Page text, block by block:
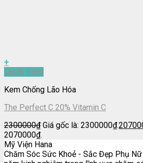
+
Quick View
Kem Chống Lão Hóa
The Perfect C 20% Vitamin C
2300000₫ Giá gốc là: 2300000₫.
2070000₫.
Mỹ Viện Hana
Chăm Sóc Sức Khoẻ - Sắc Đẹp Phụ